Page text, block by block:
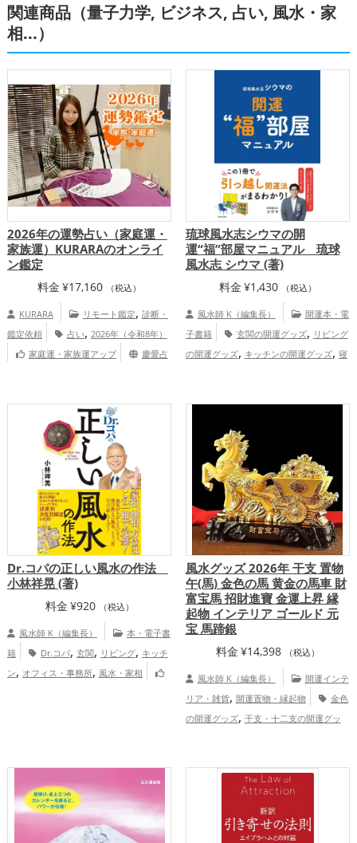
関連商品（量子力学, ビジネス, 占い, 風水・家
相...）
2026年の運勢占い（家庭運・
家族運）KURARAのオンライ
ン鑑定
料金 ¥17,160 （税込）
KURARA リモート鑑定, 診断・
鑑定依頼
占い, 2026年（令和8年）
家庭運・家族運アップ
慶愛占
琉球風水志シウマの開
運“福”部屋マニュアル 琉球
風水志 シウマ (著)
料金 ¥1,430 （税込）
風水師 K（編集長）
開運本・電
子書籍
玄関の開運グッズ, リビング
の開運グッズ, キッチンの開運グッズ, 寝
全体運アップ
Dr.コパの正しい風水の作法
小林祥晃 (著)
料金 ¥920 （税込）
風水師 K（編集長）
本・電子書
籍
Dr.コパ, 玄関, リビング, キッチ
ン, オフィス・事務所, 風水・家相
風水グッズ 2026年 干支 置物
午(馬) 金色の馬 黄金の馬車 財
富宝馬 招財進寶 金運上昇 縁
起物 インテリア ゴールド 元
宝 馬蹄銀
料金 ¥14,398 （税込）
風水師 K（編集長）
開運インテ
リア・雑貨, 開運置物・縁起物
金色
の開運グッズ, 干支・十二支の開運グッ
年）の開運グッズ
金運アップ
総合運・全体運アップ